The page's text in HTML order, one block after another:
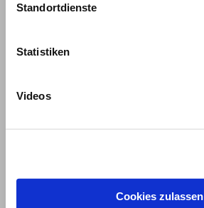
Standortdienste
Statistiken
Videos
Cookies zulassen